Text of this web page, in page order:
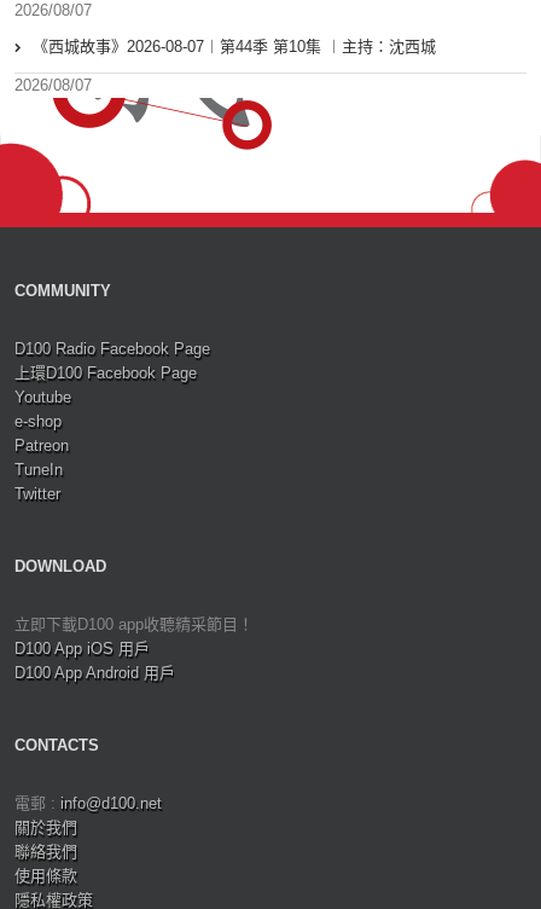
2026/08/07
《西城故事》2026-08-07︱第44季 第10集 ︱主持：沈西城
2026/08/07
COMMUNITY
D100 Radio Facebook Page
上環D100 Facebook Page
Youtube
e-shop
Patreon
TuneIn
Twitter
DOWNLOAD
立即下載D100 app收聽精采節目！
D100 App iOS 用戶
D100 App Android 用戶
CONTACTS
電郵 : info@d100.net
關於我們
聯絡我們
使用條款
隱私權政策